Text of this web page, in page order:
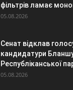
фільтрів ламає
05.08.2026
Сенат відклав
кандидатури
Республіканської
05.08.2026